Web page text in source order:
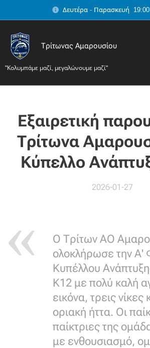
Δευτέρα - Παρασκευή
Τρίτωνας Αμαρουσίου
"Κολυμπάμε μαζί, μεγαλώνουμε μαζί"
Εξαιρετική
Τρίτωνα
Κύπελλο
2026-01-27
Ο Τρίτων ΑΟ
ολοκλήρωσε την Α'
Κυπέλλου
K12 με πολύ καλή
εικόνα, τρεις νίκες
οριακή ήττα. Οι
παίκτριες της
με ενθουσιασμό,